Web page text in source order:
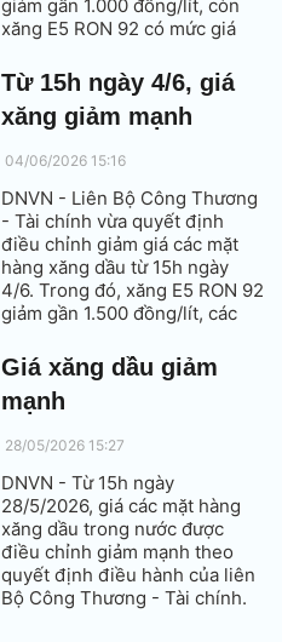
giảm gần 1.000 đồng/lít, còn
xăng E5 RON 92 có mức giá
Từ 15h ngày 4/6, giá
xăng giảm mạnh
04/06/2026 15:16
DNVN - Liên Bộ Công Thương
- Tài chính vừa quyết định
điều chỉnh giảm giá các mặt
hàng xăng dầu từ 15h ngày
4/6. Trong đó, xăng E5 RON 92
giảm gần 1.500 đồng/lít, các
mỗi lít hoặc kg (tuỳ loại).
Giá xăng dầu giảm
mạnh
28/05/2026 15:27
DNVN - Từ 15h ngày
28/5/2026, giá các mặt hàng
xăng dầu trong nước được
điều chỉnh giảm mạnh theo
quyết định điều hành của liên
Bộ Công Thương - Tài chính.